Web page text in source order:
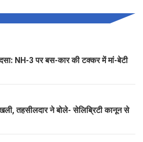
NH-3 पर बस-कार की टक्कर में मां-बेटी
तहसीलदार ने बोले- सेलिब्रिटी कानून से